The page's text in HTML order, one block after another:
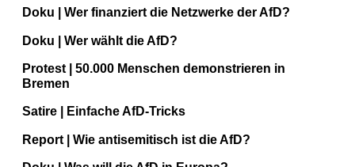
Doku | Wer finanziert die Netzwerke der AfD?
Doku | Wer wählt die AfD?
Protest | 50.000 Menschen demonstrieren in
Bremen
Satire | Einfache AfD-Tricks
Report | Wie antisemitisch ist die AfD?